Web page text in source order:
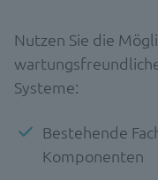
Nutzen Sie die
Systeme:
Bestehende
Komponenten